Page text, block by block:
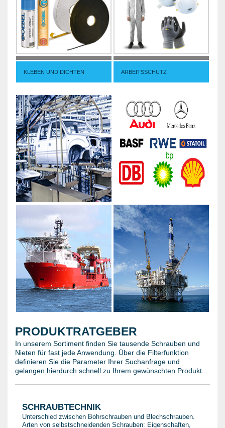
KLEBEN UND DICHTEN ARBEITSSCHUTZ
PRODUKTRATGEBER
In unserem Sortiment finden Sie tausende Schrauben und
Nieten für fast jede Anwendung. Über die Filterfunktion
definieren Sie die Parameter Ihrer Suchanfrage und
gelangen hierdurch schnell zu Ihrem gewünschten Produkt.
SCHRAUBTECHNIK
Unterschied zwischen Bohrschrauben und Blechschrauben.
Arten von selbstschneidenden Schrauben: Eigenschaften,